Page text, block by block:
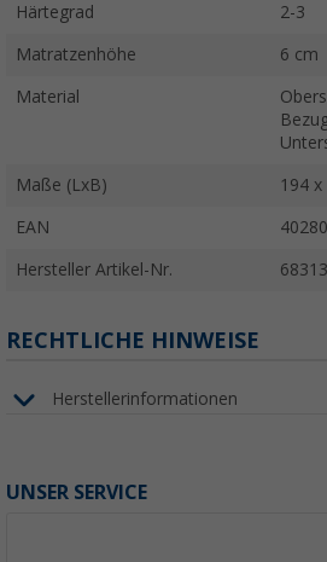
Härtegrad 2-3
Matratzenhöhe 6 cm
Material
Maße (LxB) 194
EAN
Hersteller Artikel-Nr. 68313
RECHTLICHE HINWEISE
Herstellerinformationen
UNSER SERVICE